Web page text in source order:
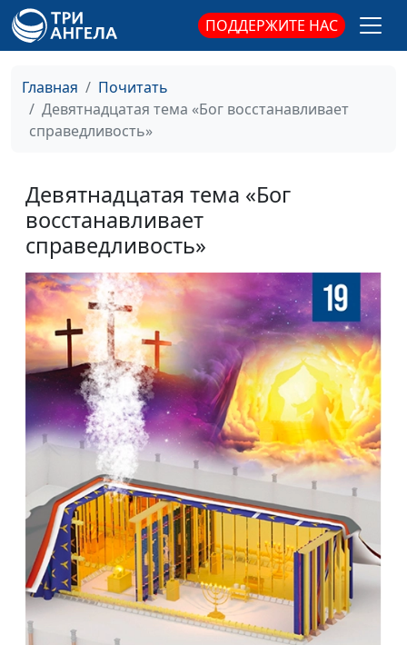
ПОДДЕРЖИТЕ НАС
Главная
Почитать
Девятнадцатая тема «Бог восстанавливает
справедливость»
Девятнадцатая тема «Бог
восстанавливает
справедливость»